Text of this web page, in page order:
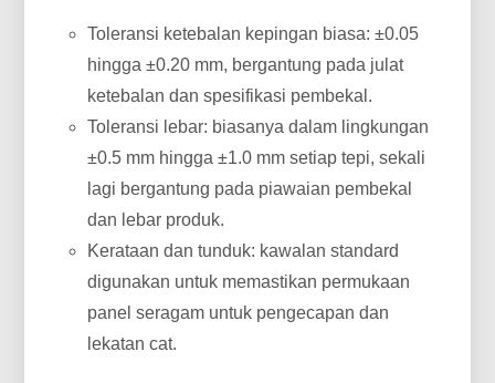
Toleransi ketebalan kepingan biasa: ±0.05
hingga ±0.20 mm, bergantung pada julat
ketebalan dan spesifikasi pembekal.
Toleransi lebar: biasanya dalam lingkungan
±0.5 mm hingga ±1.0 mm setiap tepi, sekali
lagi bergantung pada piawaian pembekal
dan lebar produk.
Kerataan dan tunduk: kawalan standard
digunakan untuk memastikan permukaan
panel seragam untuk pengecapan dan
lekatan cat.